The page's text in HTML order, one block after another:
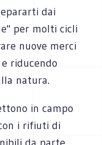
dai
per molti cicli
nuove merci
riducendo
natura.
in campo
i rifiuti di